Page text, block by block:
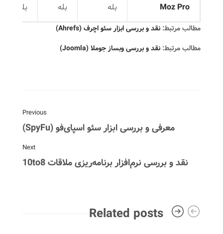
Moz Pro بله بله بله
مطالب مرتبط: نقد و بررسی ابزار سئو اچرف (Ahrefs)
مطالب مرتبط: نقد و بررسی وبساز جوملا (Joomla)
Previous
معرفی و بررسی ابزار سئو اسپای‌فو (SpyFu)
Next
نقد و بررسی نرم‌افزار برنامه‌ریزی ملاقات 10to8
Related posts